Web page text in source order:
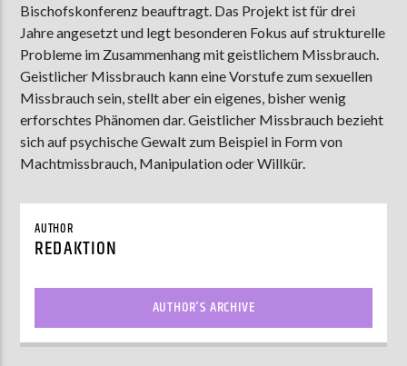
ZU HÖREN INMünster90,9 MHzSteinfurt103,9 MHz
Bischofskonferenz beauftragt. Das Projekt ist für drei
Jahre angesetzt und legt besonderen Fokus auf strukturelle
Probleme im Zusammenhang mit geistlichem Missbrauch.
Geistlicher Missbrauch kann eine Vorstufe zum sexuellen
Missbrauch sein, stellt aber ein eigenes, bisher wenig
erforschtes Phänomen dar. Geistlicher Missbrauch bezieht
sich auf psychische Gewalt zum Beispiel in Form von
Machtmissbrauch, Manipulation oder Willkür.
AUTHOR
REDAKTION
AUTHOR'S ARCHIVE